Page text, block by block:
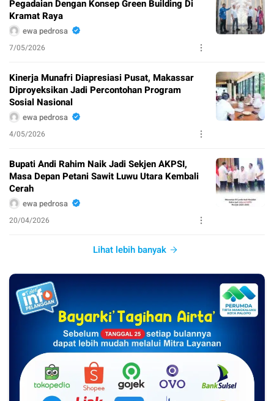
Pegadaian Dengan Konsep Green Building Di
Kramat Raya
ewa pedrosa
7/05/2026
Kinerja Munafri Diapresiasi Pusat, Makassar
Diproyeksikan Jadi Percontohan Program
Sosial Nasional
ewa pedrosa
4/05/2026
Bupati Andi Rahim Naik Jadi Sekjen AKPSI,
Masa Depan Petani Sawit Luwu Utara Kembali
Cerah
ewa pedrosa
20/04/2026
Lihat lebih banyak